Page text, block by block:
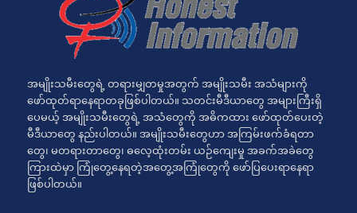
အမျိုးသမီးတွေရဲ့ တရားမျှတမှုအတွက် အမျိုးသမီး အသံများကို
ဖော်ထုတ်ရာနေရာတခုဖြစ်ပါတယ်။ သတင်းမီဒီယာတွေ အများကြီးရှိ
ပေမယ့် အမျိုးသမီးတွေရဲ့ အသံတွေကို အဓိကထား ဖော်ထုတ်ပေးတဲ့
မီဒီယာတွေ နည်းပါတယ်။ အမျိုးသမီးတွေဟာ အကြမ်းဖက်ခံရတာ
တွေ၊ မတရားတာတွေ၊ ဓလေ့ထုံးတမ်း ယဉ်ကျေးမှု အခက်အခဲတွေ
ကြားထဲမှာ ကြုံတွေ့နေရတဲ့အတွေ့အကြုံတွေကို ဖော်ပြပေးရာနေရာ
ဖြစ်ပါတယ်။